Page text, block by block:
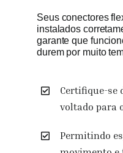
Seus conectores
instalados
garante que
durem por muito
Certifique-se
voltado para
Permitindo